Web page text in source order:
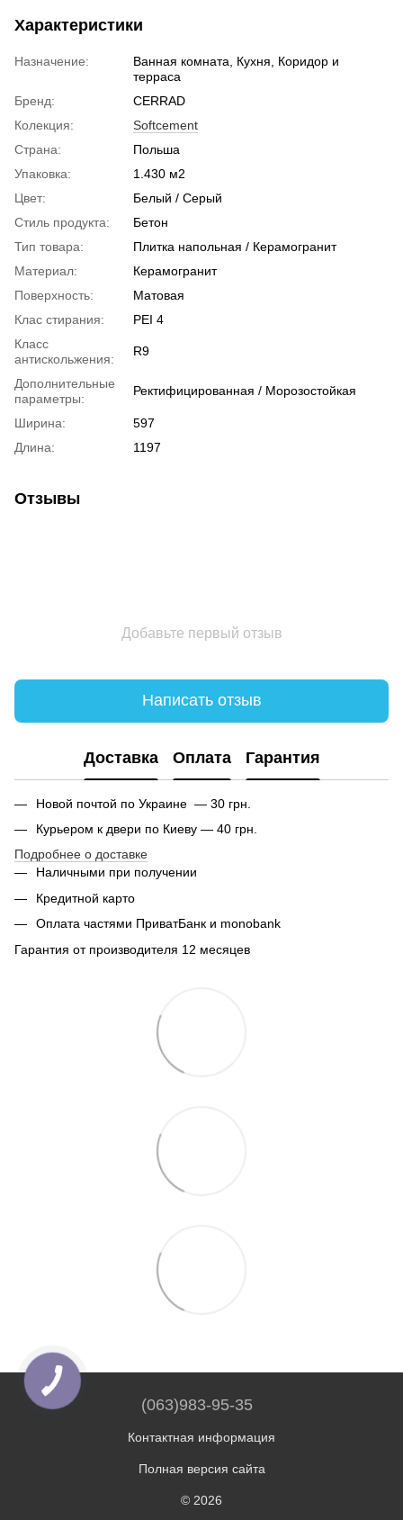
Характеристики
Назначение:
Ванная комната, Кухня, Коридор и
терраса
Бренд:
CERRAD
Колекция:
Softcement
Страна:
Польша
Упаковка:
1.430 м2
Цвет:
Белый / Серый
Стиль продукта:
Бетон
Тип товара:
Плитка напольная / Керамогранит
Материал:
Керамогранит
Поверхность:
Матовая
Клас стирания:
PEI 4
Класс
антискольжения:
R9
Дополнительные
параметры:
Ректифицированная / Морозостойкая
Ширина:
597
Длина:
1197
Отзывы
Добавьте первый отзыв
Написать отзыв
Доставка Оплата Гарантия
Новой почтой по Украине — 30 грн.
Курьером к двери по Киеву — 40 грн.
Подробнее о доставке
Наличными при получении
Кредитной карто
Оплата частями ПриватБанк и monobank
Гарантия от производителя 12 месяцев
(063)983-95-35
Контактная информация
Полная версия сайта
© 2026